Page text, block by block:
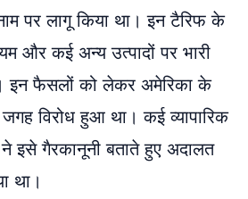
पर लागू किया था। इन टैरिफ के
और कई अन्य उत्पादों पर भारी
इन फैसलों को लेकर अमेरिका के
विरोध हुआ था। कई व्यापारिक
इसे गैरकानूनी बताते हुए अदालत
था।